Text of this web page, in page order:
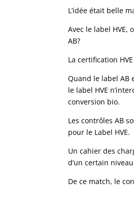
L’idée était belle
Avec le label
AB?
La certification
Quand le label AB
le label HVE
conversion bio.
Les contrôles AB
pour le Label HVE.
Un cahier des
d’un certain
De ce match, le